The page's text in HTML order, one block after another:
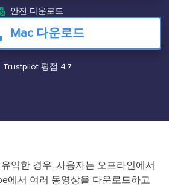
안전 다운로드
Mac 다운로드
Trustpilot 평점 4.7
익한 경우, 사용자는 오프라인에서
에서 여러 동영상을 다운로드하고